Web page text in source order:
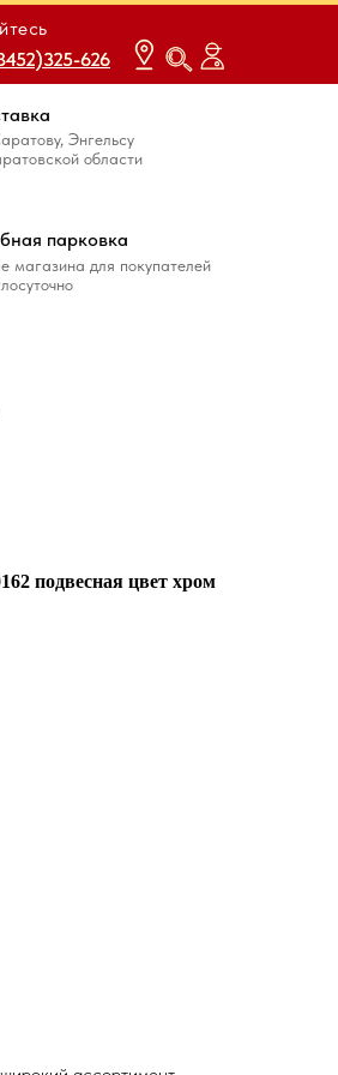
626
626
магазина для покупателей
парковка
Энгельсу
области
подвесная цвет хром